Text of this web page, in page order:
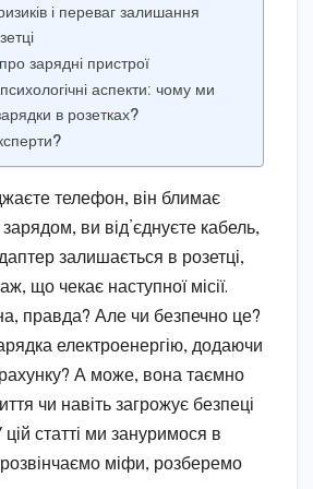
і переваг залишання
про зарядні пристрої
психологічні аспекти: чому ми
в розетках?
телефон, він блимає
ви від’єднуєте кабель,
залишається в розетці,
що чекає наступної місії.
правда? Але чи безпечно це?
електроенергію, додаючи
рахунку? А може, вона таємно
чи навіть загрожує безпеці
статті ми зануримося в
розвінчаємо міфи, розберемо